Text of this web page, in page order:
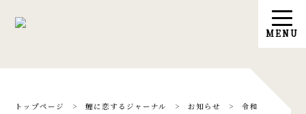
トップページ >鯉に恋するジャーナル >お知らせ >令和